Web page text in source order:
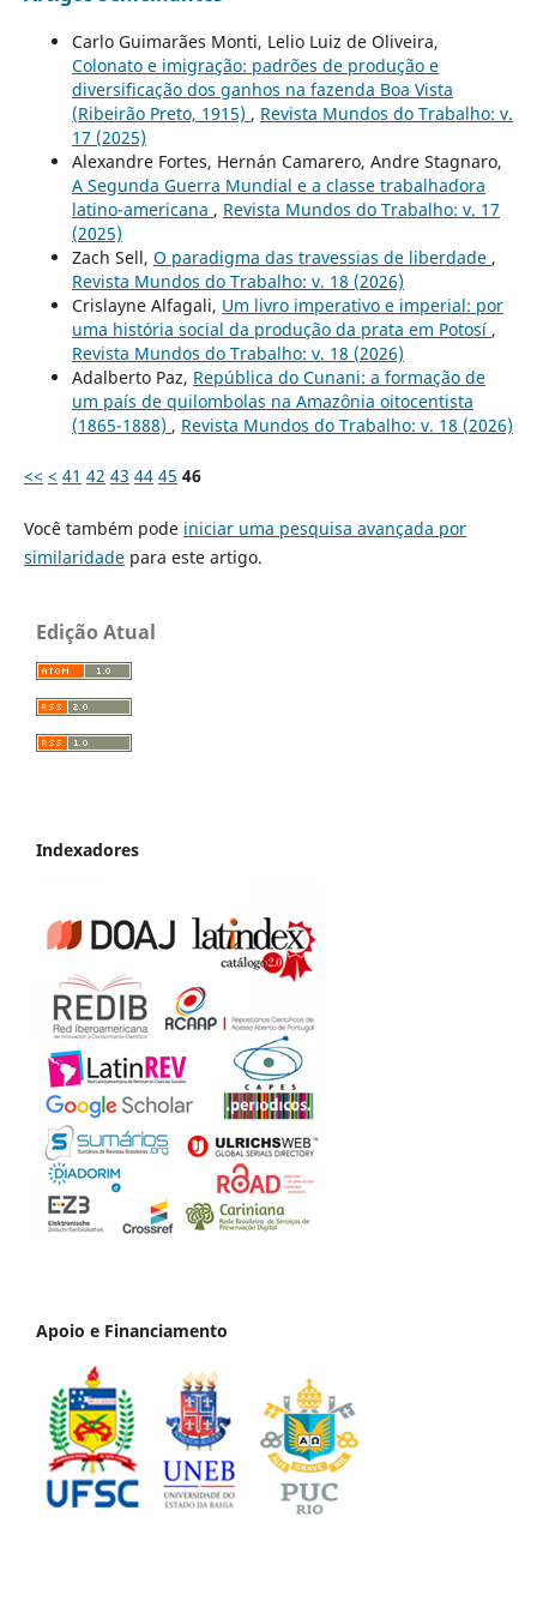
Carlo Guimarães Monti, Lelio Luiz de Oliveira,
Colonato e imigração: padrões de produção e
diversificação dos ganhos na fazenda Boa Vista
(Ribeirão Preto, 1915) , Revista Mundos do Trabalho: v.
17 (2025)
Alexandre Fortes, Hernán Camarero, Andre Stagnaro,
A Segunda Guerra Mundial e a classe trabalhadora
latino-americana , Revista Mundos do Trabalho: v. 17
(2025)
Zach Sell, O paradigma das travessias de liberdade ,
Revista Mundos do Trabalho: v. 18 (2026)
Crislayne Alfagali, Um livro imperativo e imperial: por
uma história social da produção da prata em Potosí ,
Revista Mundos do Trabalho: v. 18 (2026)
Adalberto Paz, República do Cunani: a formação de
um país de quilombolas na Amazônia oitocentista
(1865-1888) , Revista Mundos do Trabalho: v. 18 (2026)
<< < 41 42 43 44 45 46
Você também pode iniciar uma pesquisa avançada por
similaridadepara este artigo.
Edição Atual
Indexadores
Apoio e Financiamento